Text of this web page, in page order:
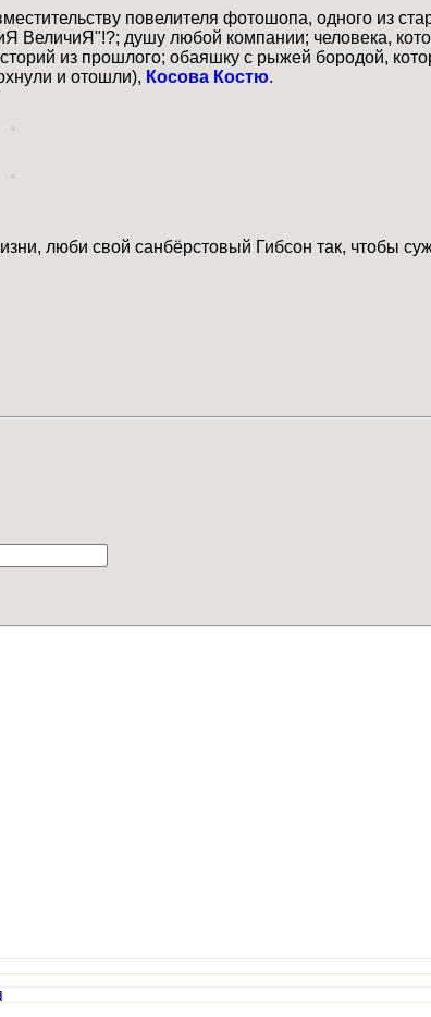
повелителя фотошопа, одного из
ВеличиЯ"!?; душу любой компании; человека,
из прошлого; обаяшку с рыжей бородой,
и отошли), Косова Костю.
люби свой санбёрстовый Гибсон так, чтобы